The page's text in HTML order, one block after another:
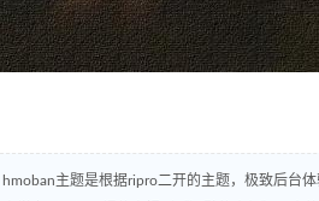
hmoban主题是根据ripro二开的主题，极致后台